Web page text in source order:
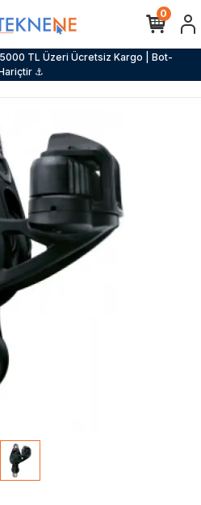
TL Üzeri Ücretsiz Kargo | Bot-
⚓
0